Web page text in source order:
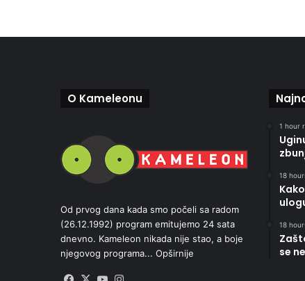
O Kameleonu
Od prvog dana kada smo počeli sa radom
(26.12.1992) program emitujemo 24 sata
dnevno. Kameleon nikada nije stao, a boje
njegovog programa... Opširnije
1 hour
18
18
se